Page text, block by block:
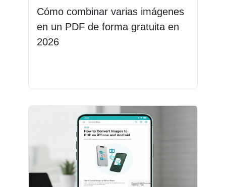
Cómo combinar varias imágenes
en un PDF de forma gratuita en
2026